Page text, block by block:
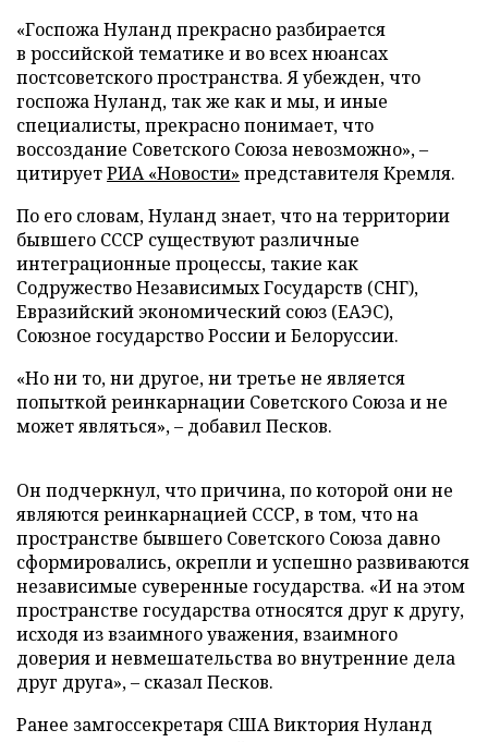
«Госпожа Нуланд прекрасно разбирается
в российской тематике и во всех нюансах
постсоветского пространства. Я убежден, что
госпожа Нуланд, так же как и мы, и иные
специалисты, прекрасно понимает, что
воссоздание Советского Союза невозможно», –
цитируетРИА «Новости» представителя Кремля.
По его словам, Нуланд знает, что на территории
бывшего СССР существуют различные
интеграционные процессы, такие как
Содружество Независимых Государств (СНГ),
Евразийский экономический союз (ЕАЭС),
Союзное государство России и Белоруссии.
«Но ни то, ни другое, ни третье не является
попыткой реинкарнации Советского Союза и не
может являться», – добавил Песков.
Он подчеркнул, что причина, по которой они не
являются реинкарнацией СССР, в том, что на
пространстве бывшего Советского Союза давно
сформировались, окрепли и успешно развиваются
независимые суверенные государства. «И на этом
пространстве государства относятся друг к другу,
исходя из взаимного уважения, взаимного
доверия и невмешательства во внутренние дела
друг друга», – сказал Песков.
Ранее замгоссекретаря США Виктория Нуланд